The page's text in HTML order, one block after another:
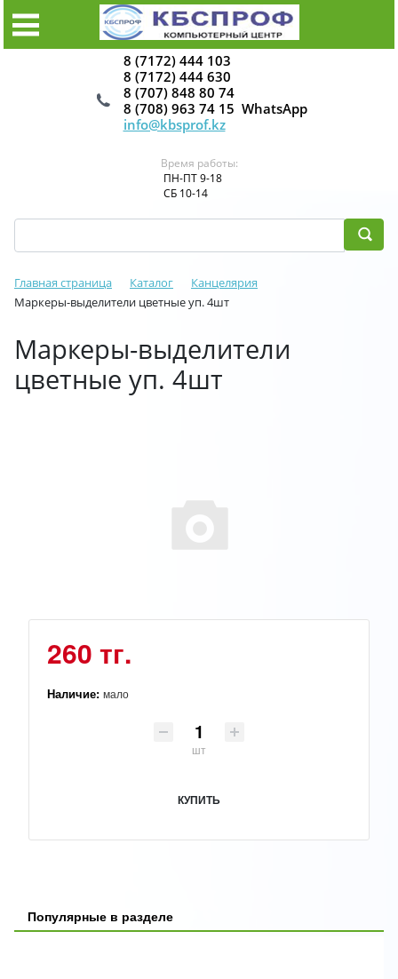
8 (7172) 444 103
8 (7172) 444 630
8 (707) 848 80 74
8 (708) 963 74 15 WhatsApp
info@kbsprof.kz
Время работы:
ПН-ПТ 9-18
СБ 10-14
Главная страница Каталог
Канцелярия
Маркеры-выделители цветные уп. 4шт
Маркеры-выделители
цветные уп. 4шт
260 тг.
Наличие: мало
шт
КУПИТЬ
Популярные в разделе